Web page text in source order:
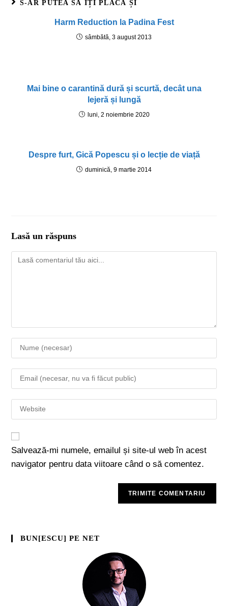
S-AR PUTEA SĂ ÎȚI PLACĂ ȘI
Harm Reduction la Padina Fest
sâmbătă, 3 august 2013
Mai bine o carantină dură și scurtă, decât una
lejeră și lungă
luni, 2 noiembrie 2020
Despre furt, Gică Popescu și o lecție de viață
duminică, 9 martie 2014
Lasă un răspuns
Salvează-mi numele, emailul și site-ul web în acest
navigator pentru data viitoare când o să comentez.
BUN[ESCU] PE NET